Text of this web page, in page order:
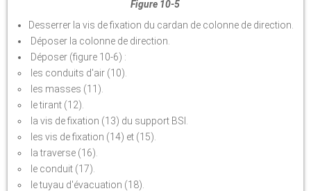
Figure 10-5
Desserrer la vis de fixation du cardan de colonne de direction.
Déposer la colonne de direction.
Déposer (figure 10-6) :
les conduits d'air (10).
les masses (11).
le tirant (12).
la vis de fixation (13) du support BSI.
les vis de fixation (14) et (15).
la traverse (16).
le conduit (17).
le tuyau d'évacuation (18).